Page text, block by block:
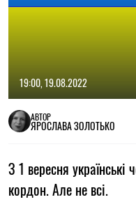
19:00, 19.08.2022
АВТОР
ЯРОСЛАВА ЗОЛОТЬКО
З 1 вересня українські
кордон. Але не всі.